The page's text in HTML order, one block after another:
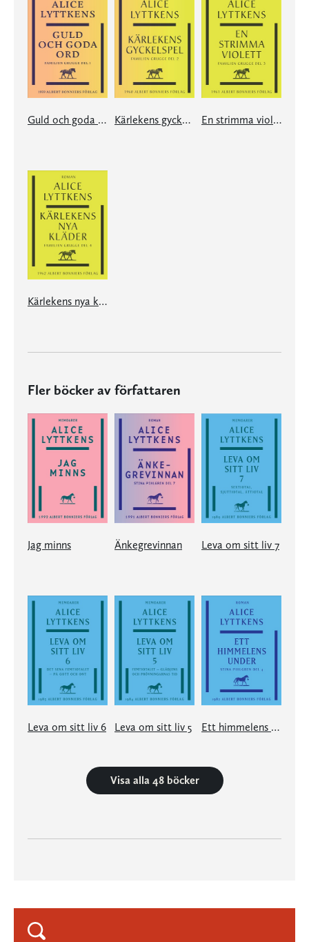
Guld och goda ord Kärlekens gyckelspel En strimma violett
Kärlekens nya kläder
Fler böcker av författaren
Jag minns Änkegrevinnan Leva om sitt liv 7
Leva om sitt liv 6 Leva om sitt liv 5 Ett himmelens under
Visa alla 48 böcker